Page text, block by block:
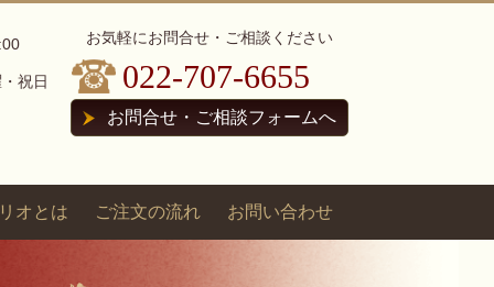
祝日
お気軽にお問合せ・ご相談ください
022-707-6655
お問合せ・ご相談フォームへ
オとは ご注文の流れ お問い合わせ